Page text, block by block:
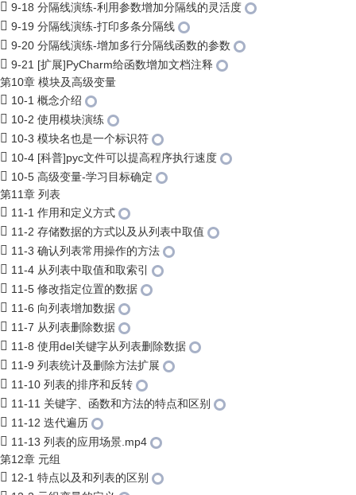
9-18 分隔线演练-利用参数增加分隔线的灵活度
9-19 分隔线演练-打印多条分隔线
9-20 分隔线演练-增加多行分隔线函数的参数
9-21 [扩展]PyCharm给函数增加文档注释
第10章 模块及高级变量
10-1 概念介绍
10-2 使用模块演练
10-3 模块名也是一个标识符
10-4 [科普]pyc文件可以提高程序执行速度
10-5 高级变量-学习目标确定
第11章 列表
11-1 作用和定义方式
11-2 存储数据的方式以及从列表中取值
11-3 确认列表常用操作的方法
11-4 从列表中取值和取索引
11-5 修改指定位置的数据
11-6 向列表增加数据
11-7 从列表删除数据
11-8 使用del关键字从列表删除数据
11-9 列表统计及删除方法扩展
11-10 列表的排序和反转
11-11 关键字、函数和方法的特点和区别
11-12 迭代遍历
11-13 列表的应用场景.mp4
第12章 元组
12-1 特点以及和列表的区别